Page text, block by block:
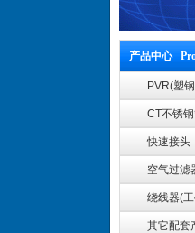
产品中心
PVR(塑
CT不锈
快速接头
空气过滤
绕线器(
其它配套